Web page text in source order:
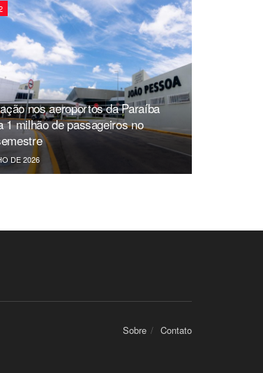
nos aeroportos da Paraíba
1 milhão de passageiros no
DE 2026
Sobre Contato